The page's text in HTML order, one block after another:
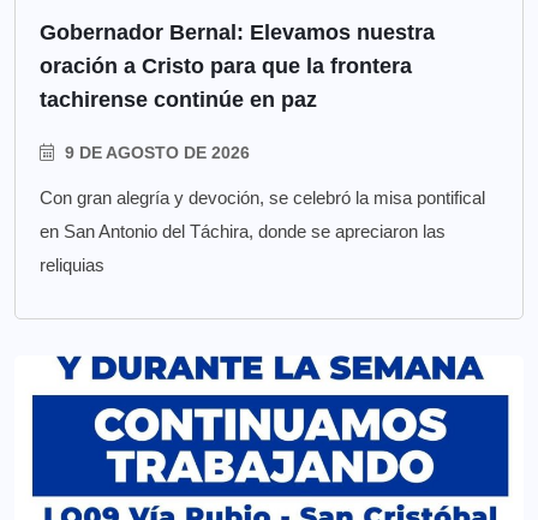
Gobernador Bernal: Elevamos nuestra
oración a Cristo para que la frontera
tachirense continúe en paz
9 DE AGOSTO DE 2026
Con gran alegría y devoción, se celebró la misa pontifical
en San Antonio del Táchira, donde se apreciaron las
reliquias